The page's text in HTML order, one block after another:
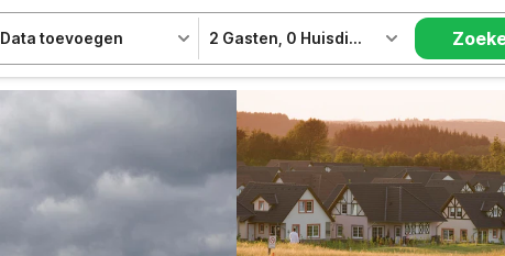
Data toevoegen 2 Gasten 0 Huisdieren